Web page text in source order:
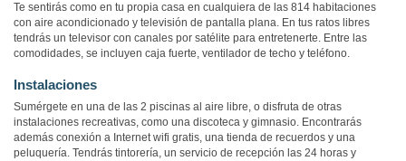
Te sentirás como en tu propia casa en cualquiera de las 814 habitaciones
con aire acondicionado y televisión de pantalla plana. En tus ratos libres
tendrás un televisor con canales por satélite para entretenerte. Entre las
comodidades, se incluyen caja fuerte, ventilador de techo y teléfono.
Instalaciones
Sumérgete en una de las 2 piscinas al aire libre, o disfruta de otras
instalaciones recreativas, como una discoteca y gimnasio. Encontrarás
además conexión a Internet wifi gratis, una tienda de recuerdos y una
peluquería. Tendrás tintorería, un servicio de recepción las 24 horas y